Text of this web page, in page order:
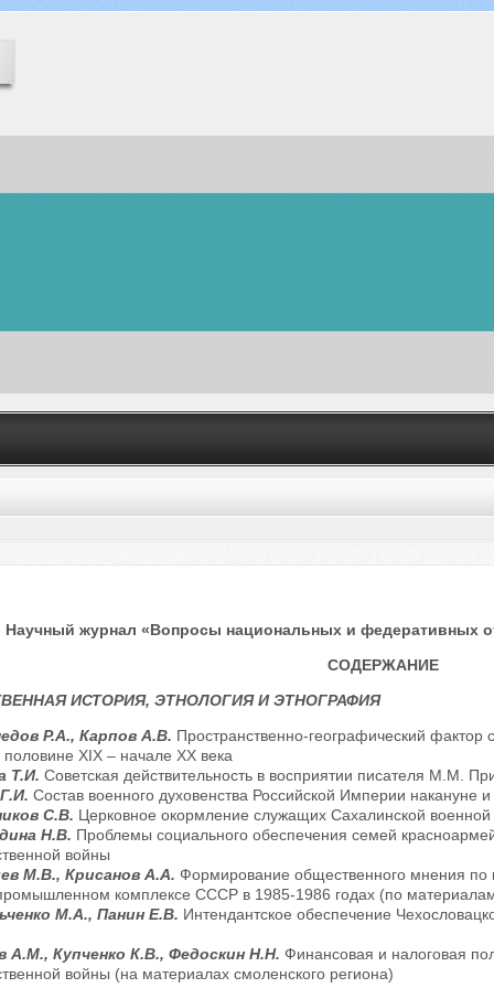
Научный журнал «Вопросы национальных и федеративных
СОДЕРЖАНИЕ
ИСТОРИЯ, ЭТНОЛОГИЯ И ЭТНОГРАФИЯ
Р.А., Карпов А.В. Пространственно-географический
половине XIX – начале ХХ века
Т.И. Советская действительность в восприятии писателя М.М.
Состав военного духовенства Российской Империи накануне
С.В. Церковное окормление служащих Сахалинской
Н.В. Проблемы социального обеспечения семей
войны
М.В., Крисанов А.А. Формирование общественного мнения по
комплексе СССР в 1985-1986 годах (по
М.А., Панин Е.В. Интендантское обеспечение
А.М., Купченко К.В., Федоскин Н.Н. Финансовая и налоговая
войны (на материалах смоленского региона)